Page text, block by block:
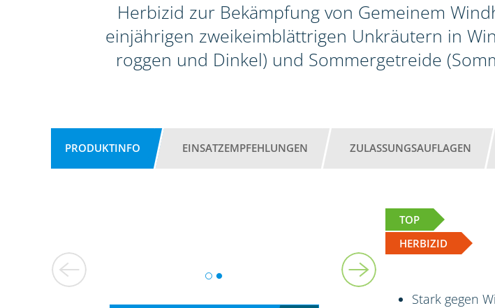
Herbizid zur Bekämpfung von Gemeinem
einjährigen zweikeimblättrigen Unkräutern in
roggen und Dinkel) und Sommergetreide
PRODUKTINFO EINSATZEMPFEHLUNGEN ZULASSUNGSAUFLAGEN
TOP
HERBIZID
Stark gegen